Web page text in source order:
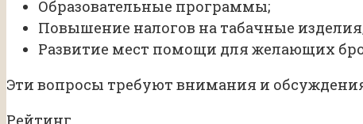
Образовательные программы;
Повышение налогов на табачные
Развитие мест помощи для желающих
Эти вопросы требуют внимания и